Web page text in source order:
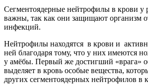
Сегментоядерные нейтрофилы в крови у
важны, так как они защищают организм
инфекций.
Нейтрофилы находятся в крови и
ней благодаря тому, что у них имеются
у амёбы. Первый же достигший «врага»
выделяет в кровь особые вещества,
других сегментоядерных нейтрофилов в